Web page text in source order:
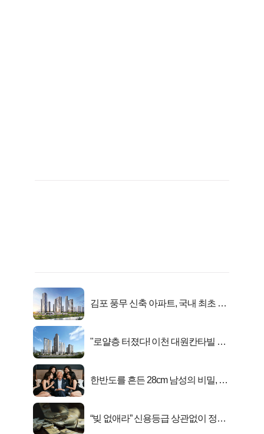
김포 풍무 신축 아파트, 국내 최초 반
"로얄층 터졌다! 이천 대원칸타빌 잔
한반도를 흔든 28cm 남성의 비밀, 매
“빚 없애라” 신용등급 상관없이 정부